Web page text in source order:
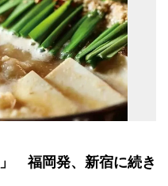
福岡発、新宿に続き